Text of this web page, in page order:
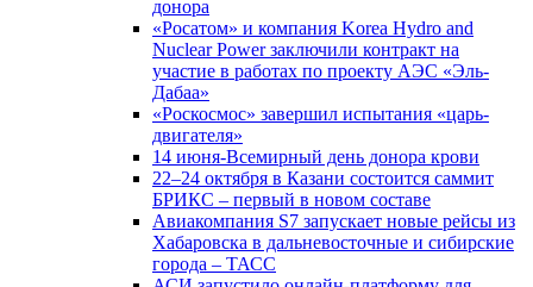
донора
«Росатом» и компания Korea Hydro and
Nuclear Power заключили контракт на
участие в работах по проекту АЭС «Эль-
Дабаа»
«Роскосмос» завершил испытания «царь-
двигателя»
14 июня-Всемирный день донора крови
22–24 октября в Казани состоится саммит
БРИКС – первый в новом составе
Авиакомпания S7 запускает новые рейсы из
Хабаровска в дальневосточные и сибирские
города – ТАСС